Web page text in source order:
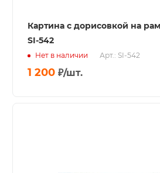
Картина с дорисовкой на
SI-542
Нет в наличии Арт.: SI-542
1 200 ₽/шт.